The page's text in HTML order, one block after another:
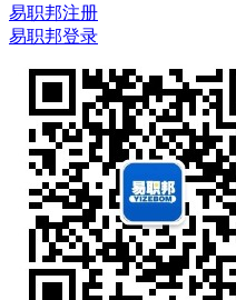
易职邦注册
易职邦登录